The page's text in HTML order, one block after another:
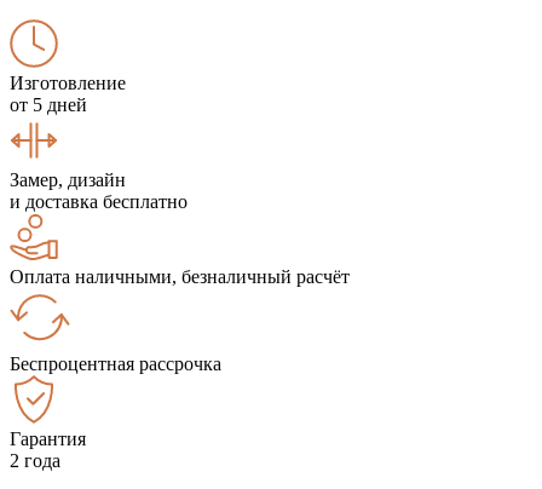
Изготовление
от 5 дней
Замер, дизайн
и доставка бесплатно
Оплата наличными, безналичный расчёт
Беспроцентная рассрочка
Гарантия
2 года